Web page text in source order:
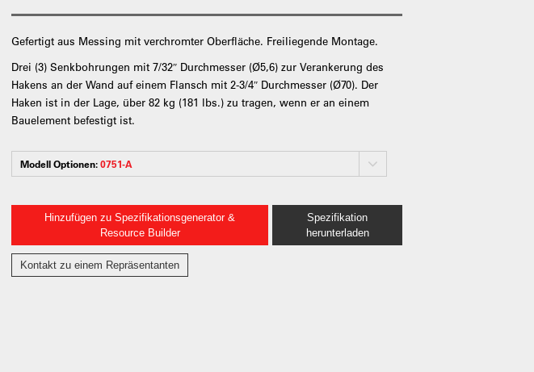
Gefertigt aus Messing mit verchromter Oberfläche. Freiliegende Montage.
Drei (3) Senkbohrungen mit 7/32″ Durchmesser (Ø5,6) zur Verankerung des
Hakens an der Wand auf einem Flansch mit 2-3/4″ Durchmesser (Ø70). Der
Haken ist in der Lage, über 82 kg (181 lbs.) zu tragen, wenn er an einem
Bauelement befestigt ist.
Modell Optionen:0751-A
Hinzufügen zu Spezifikationsgenerator &
Resource Builder
Spezifikation
herunterladen
Kontakt zu einem Repräsentanten